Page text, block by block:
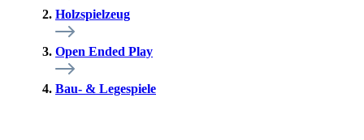
Holzspielzeug
Open Ended Play
Bau- & Legespiele